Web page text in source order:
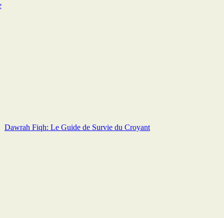
Dawrah Fiqh: Le Guide de Survie du Croyant